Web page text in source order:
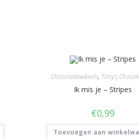
Chocoladewikkels, Tony's
Ik mis je – Stripes
€0,99
Toevoegen aan